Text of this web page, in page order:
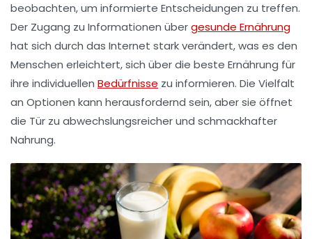
beobachten, um informierte Entscheidungen zu treffen.
Der Zugang zu Informationen übergesunde Ernährung
hat sich durch das Internet stark verändert, was es den
Menschen erleichtert, sich über die beste Ernährung für
ihre individuellen Bedürfnisse zu informieren. Die Vielfalt
an Optionen kann herausfordernd sein, aber sie öffnet
die Tür zu abwechslungsreicher und schmackhafter
Nahrung.